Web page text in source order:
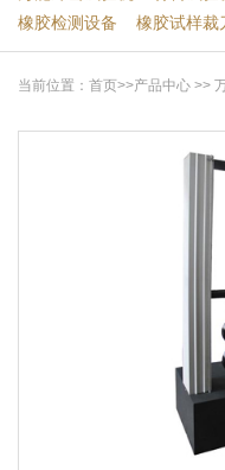
橡胶检测设备
橡胶试样裁
当前位置： 首页>>产品中心 >>